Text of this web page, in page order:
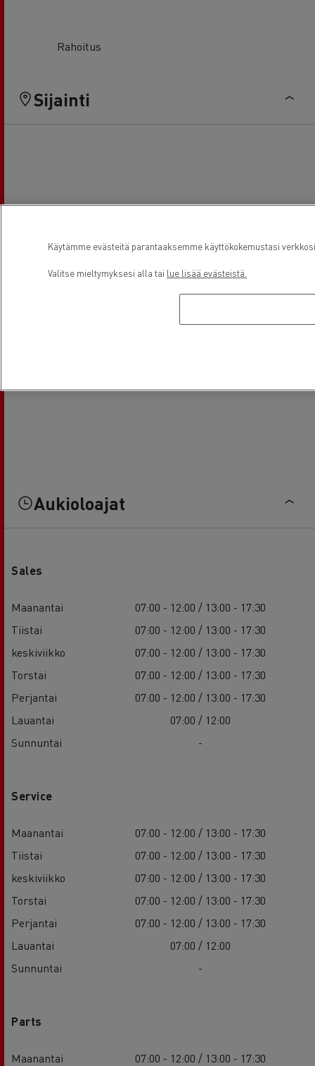
Rahoitus
Sijainti
Aukioloajat
Sales
Maanantai
07:00 - 12:00 / 13:00 - 17:30
Tiistai
07:00 - 12:00 / 13:00 - 17:30
keskiviikko
07:00 - 12:00 / 13:00 - 17:30
Torstai
07:00 - 12:00 / 13:00 - 17:30
Perjantai
07:00 - 12:00 / 13:00 - 17:30
Lauantai
07:00 / 12:00
Sunnuntai
-
Service
Maanantai
07:00 - 12:00 / 13:00 - 17:30
Tiistai
07:00 - 12:00 / 13:00 - 17:30
keskiviikko
07:00 - 12:00 / 13:00 - 17:30
Torstai
07:00 - 12:00 / 13:00 - 17:30
Perjantai
07:00 - 12:00 / 13:00 - 17:30
Lauantai
07:00 / 12:00
Sunnuntai
-
Parts
Maanantai
07:00 - 12:00 / 13:00 - 17:30
Käytämme evästeitä parantaaksemme käyttökokemustasi
Valitse mieltymyksesi alla tai lue lisää evästeistä.